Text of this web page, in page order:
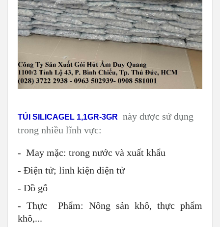
TÚI SILICAGEL 1,1GR-3GR
này được sử dụng
trong nhiều lĩnh vực:
- May mặc: trong nước và xuất khẩu
- Điện tử; linh kiện điện tử
- Đồ gỗ
- Thực Phẩm: Nông sản khô, thực phẩm
khô,...